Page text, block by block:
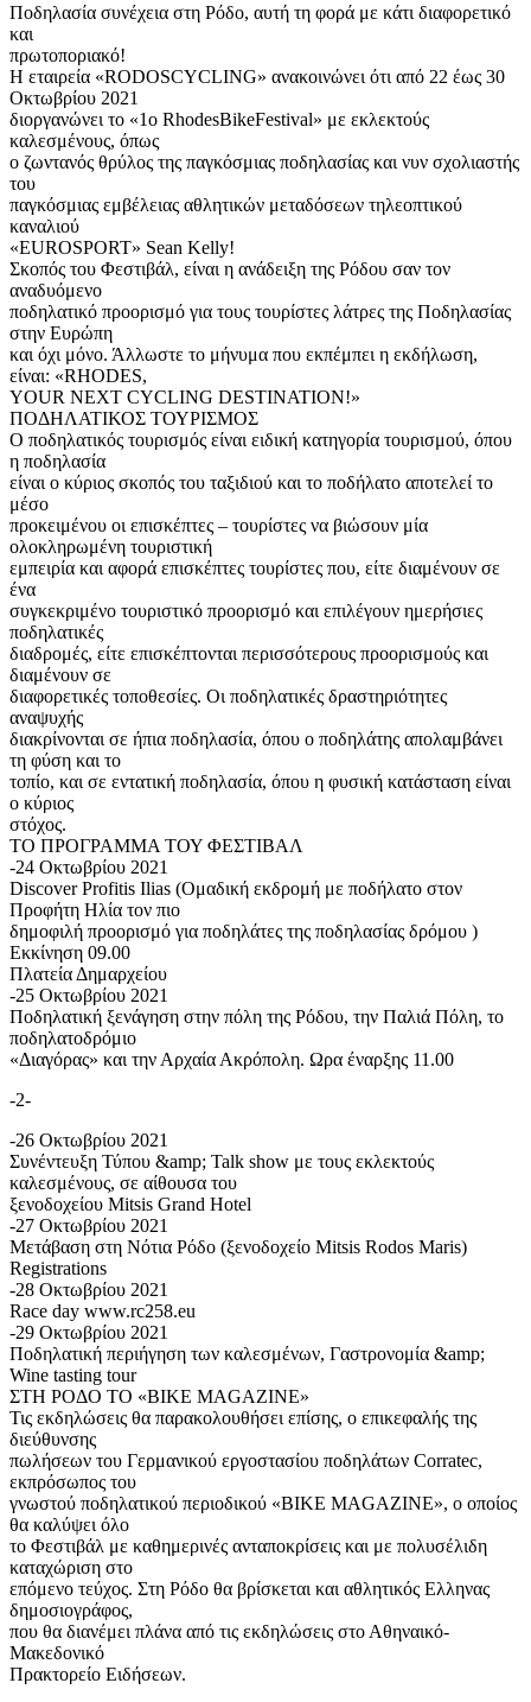
Ποδηλασία συνέχεια στη Ρόδο, αυτή τη φορά με κάτι διαφορετικό
και
πρωτοποριακό!
Η εταιρεία «RODOSCYCLING» ανακοινώνει ότι από 22 έως 30
Οκτωβρίου 2021
διοργανώνει το «1ο RhodesBikeFestival» με εκλεκτούς
καλεσμένους, όπως
ο ζωντανός θρύλος της παγκόσμιας ποδηλασίας και νυν σχολιαστής
του
παγκόσμιας εμβέλειας αθλητικών μεταδόσεων τηλεοπτικού
καναλιού
«EUROSPORT» Sean Kelly!
Σκοπός του Φεστιβάλ, είναι η ανάδειξη της Ρόδου σαν τον
αναδυόμενο
ποδηλατικό προορισμό για τους τουρίστες λάτρες της Ποδηλασίας
στην Ευρώπη
και όχι μόνο. Άλλωστε το μήνυμα που εκπέμπει η εκδήλωση,
είναι: «RHODES,
YOUR NEXT CYCLING DESTINATION!»
ΠΟΔΗΛΑΤΙΚΟΣ ΤΟΥΡΙΣΜΟΣ
Ο ποδηλατικός τουρισμός είναι ειδική κατηγορία τουρισμού, όπου
η ποδηλασία
είναι ο κύριος σκοπός του ταξιδιού και το ποδήλατο αποτελεί το
μέσο
προκειμένου οι επισκέπτες – τουρίστες να βιώσουν μία
ολοκληρωμένη τουριστική
εμπειρία και αφορά επισκέπτες τουρίστες που, είτε διαμένουν σε
ένα
συγκεκριμένο τουριστικό προορισμό και επιλέγουν ημερήσιες
ποδηλατικές
διαδρομές, είτε επισκέπτονται περισσότερους προορισμούς και
διαμένουν σε
διαφορετικές τοποθεσίες. Οι ποδηλατικές δραστηριότητες
αναψυχής
διακρίνονται σε ήπια ποδηλασία, όπου ο ποδηλάτης απολαμβάνει
τη φύση και το
τοπίο, και σε εντατική ποδηλασία, όπου η φυσική κατάσταση είναι
ο κύριος
στόχος.
ΤΟ ΠΡΟΓΡΑΜΜΑ ΤΟΥ ΦΕΣΤΙΒΑΛ
-24 Οκτωβρίου 2021
Discover Profitis Ilias (Ομαδική εκδρομή με ποδήλατο στον
Προφήτη Ηλία τον πιο
δημοφιλή προορισμό για ποδηλάτες της ποδηλασίας δρόμου )
Εκκίνηση 09.00
Πλατεία Δημαρχείου
-25 Οκτωβρίου 2021
Ποδηλατική ξενάγηση στην πόλη της Ρόδου, την Παλιά Πόλη, το
ποδηλατοδρόμιο
«Διαγόρας» και την Αρχαία Ακρόπολη. Ωρα έναρξης 11.00
-2-
-26 Οκτωβρίου 2021
Συνέντευξη Τύπου &amp; Talk show με τους εκλεκτούς
καλεσμένους, σε αίθουσα του
ξενοδοχείου Mitsis Grand Hotel
-27 Οκτωβρίου 2021
Μετάβαση στη Νότια Ρόδο (ξενοδοχείο Mitsis Rodos Maris)
Registrations
-28 Οκτωβρίου 2021
Race day www.rc258.eu
-29 Οκτωβρίου 2021
Ποδηλατική περιήγηση των καλεσμένων, Γαστρονομία &amp;
Wine tasting tour
ΣΤΗ ΡΟΔΟ ΤΟ «BIKE MAGAZINE»
Τις εκδηλώσεις θα παρακολουθήσει επίσης, ο επικεφαλής της
διεύθυνσης
πωλήσεων του Γερμανικού εργοστασίου ποδηλάτων Corratec,
εκπρόσωπος του
γνωστού ποδηλατικού περιοδικού «BIKE MAGAZINE», ο οποίος
θα καλύψει όλο
το Φεστιβάλ με καθημερινές ανταποκρίσεις και με πολυσέλιδη
καταχώριση στο
επόμενο τεύχος. Στη Ρόδο θα βρίσκεται και αθλητικός Ελληνας
δημοσιογράφος,
που θα διανέμει πλάνα από τις εκδηλώσεις στο Αθηναικό-
Μακεδονικό
Πρακτορείο Ειδήσεων.